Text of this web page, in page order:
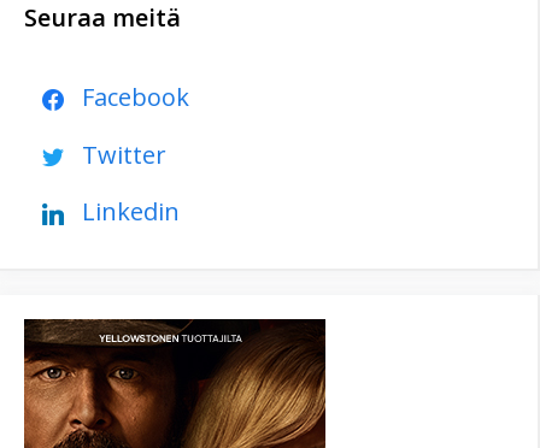
Seuraa meitä
Facebook
Twitter
Linkedin